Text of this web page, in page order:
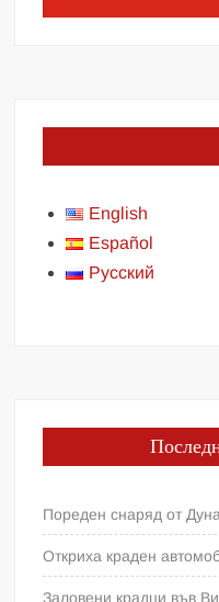
English
Español
Русский
Пореден снаряд от
Откриха краден
Заловени крадци във